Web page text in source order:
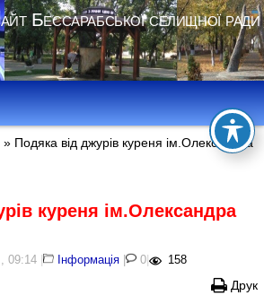
Бессарабської селищної ради
» Подяка від джурів куреня ім.Олександра
куреня ім.Олександра
, 09:14 | Інформація | 0 | 158
Друк